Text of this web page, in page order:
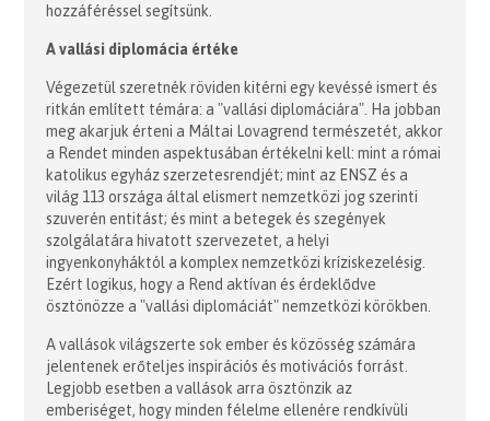
hozzáféréssel segítsünk.
A vallási diplomácia értéke
Végezetül szeretnék röviden kitérni egy kevéssé ismert és
ritkán említett témára: a "vallási diplomáciára". Ha jobban
meg akarjuk érteni a Máltai Lovagrend természetét, akkor
a Rendet minden aspektusában értékelni kell: mint a római
katolikus egyház szerzetesrendjét; mint az ENSZ és a
világ 113 országa által elismert nemzetközi jog szerinti
szuverén entitást; és mint a betegek és szegények
szolgálatára hivatott szervezetet, a helyi
ingyenkonyháktól a komplex nemzetközi kríziskezelésig.
Ezért logikus, hogy a Rend aktívan és érdeklődve
ösztönözze a "vallási diplomáciát" nemzetközi körökben.
A vallások világszerte sok ember és közösség számára
jelentenek erőteljes inspirációs és motivációs forrást.
Legjobb esetben a vallások arra ösztönzik az
emberiséget, hogy minden félelme ellenére rendkívüli